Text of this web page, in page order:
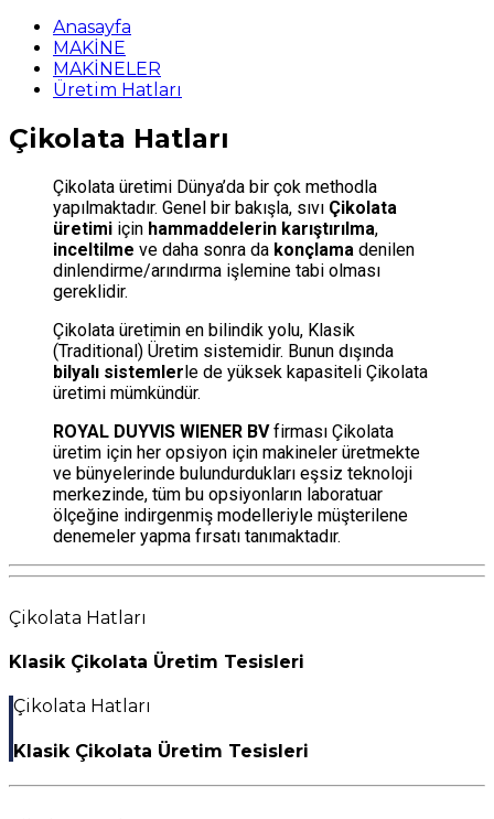
Anasayfa
MAKİNE
MAKİNELER
Üretim Hatları
Çikolata Hatları
Çikolata üretimi Dünya’da bir çok methodla
yapılmaktadır. Genel bir bakışla, sıvı Çikolata
üretimi için hammaddelerin karıştırılma,
inceltilme ve daha sonra da konçlama denilen
dinlendirme/arındırma işlemine tabi olması
gereklidir.
Çikolata üretimin en bilindik yolu, Klasik
(Traditional) Üretim sistemidir. Bunun dışında
bilyalı sistemlerle de yüksek kapasiteli Çikolata
üretimi mümkündür.
ROYAL DUYVIS WIENER BVfirması Çikolata
üretim için her opsiyon için makineler üretmekte
ve bünyelerinde bulundurdukları eşsiz teknoloji
merkezinde, tüm bu opsiyonların laboratuar
ölçeğine indirgenmiş modelleriyle müşterilene
denemeler yapma fırsatı tanımaktadır.
Çikolata Hatları
Klasik Çikolata Üretim Tesisleri
Çikolata Hatları
Klasik Çikolata Üretim Tesisleri